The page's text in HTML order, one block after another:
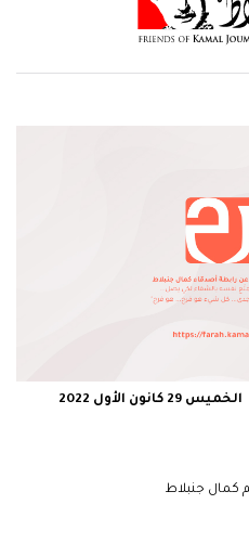
الخميس 29 كانون الأول 2022
كمال جنبلاط